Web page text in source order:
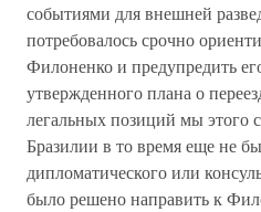
событиями для внешней
потребовалось срочно
Филоненко и предупредить
утвержденного плана о
легальных позиций мы этого
Бразилии в то время еще не
дипломатического или
было решено направить к